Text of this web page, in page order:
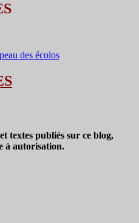
textes publiés sur ce blog,
à autorisation.